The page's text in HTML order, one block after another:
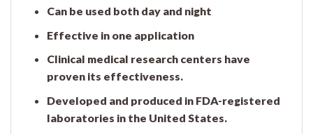
Can be used both day and night
Effective in one application
Clinical medical research centers have
proven its effectiveness.
Developed and produced in FDA-registered
laboratories in the United States.